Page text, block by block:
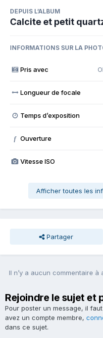
DEPUIS L’ALBUM
Calcite et petit
INFORMATIONS SUR LA
Pris avec
Longueur de focale
Temps d’exposition
f Ouverture
Vitesse ISO
Afficher toutes les
Partager
Il n’y a aucun commentaire à
Rejoindre le sujet et
Pour poster un message, il
avez un compte membre,
dans ce sujet.